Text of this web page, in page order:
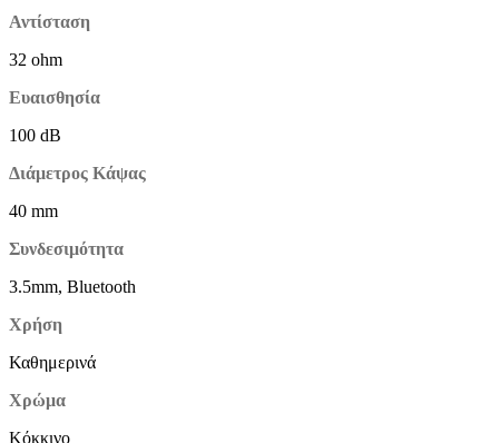
Αντίσταση
32 ohm
Ευαισθησία
100 dB
Διάμετρος Κάψας
40 mm
Συνδεσιμότητα
3.5mm, Bluetooth
Χρήση
Καθημερινά
Χρώμα
Κόκκινο